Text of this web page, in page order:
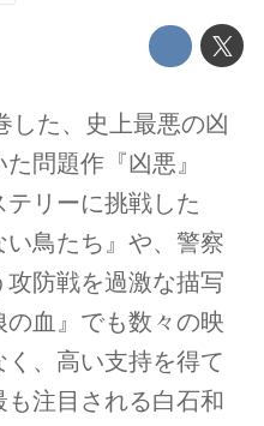
した、史上最悪の凶
問題作『凶悪』
リーに挑戦した
い鳥たち』や、警察
防戦を過激な描写
血』でも数々の映
、高い支持を得て
注目される白石和